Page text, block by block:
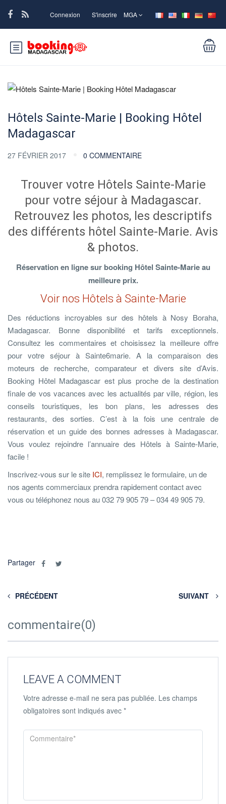
Connexion S'inscrire MGA
Hôtels Sainte-Marie | Booking Hôtel
Madagascar
27 FÉVRIER 2017 0 COMMENTAIRE
Trouver votre Hôtels Sainte-Marie
pour votre séjour à Madagascar.
Retrouvez les photos, les descriptifs
des différents hôtel Sainte-Marie. Avis
& photos.
Réservation en ligne sur booking Hôtel Sainte-Marie au
meilleure prix.
Voir nos Hôtels à Sainte-Marie
Des réductions incroyables sur des hôtels à Nosy Boraha,
Madagascar. Bonne disponibilité et tarifs exceptionnels.
Consultez les commentaires et choisissez la meilleure offre
pour votre séjour à Sainte6marie. A la comparaison des
moteurs de recherche, comparateur et divers site d’Avis.
Booking Hôtel Madagascar est plus proche de la destination
finale de vos vacances avec les actualités par ville, région, les
conseils touristiques, les bon plans, les adresses des
restaurants, des sorties. C’est à la fois une centrale de
réservation et un guide des bonnes adresses à Madagascar.
Vous voulez rejoindre l’annuaire des Hôtels à Sainte-Marie,
facile !
Inscrivez-vous sur le site ICI, remplissez le formulaire, un de
nos agents commerciaux prendra rapidement contact avec
vous ou téléphonez nous au 032 79 905 79 – 034 49 905 79.
Partager
PRÉCÉDENT SUIVANT
commentaire(0)
LEAVE A COMMENT
Votre adresse e-mail ne sera pas publiée. Les champs
obligatoires sont indiqués avec *